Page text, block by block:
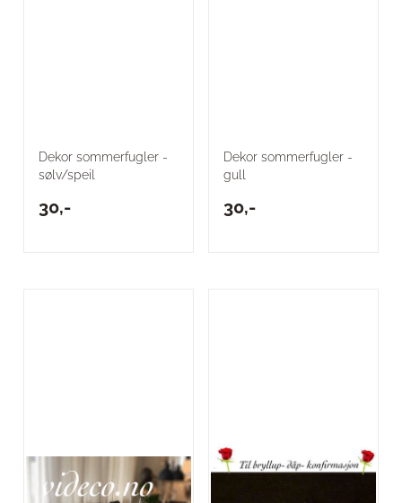
Dekor sommerfugler -
sølv/speil
30,-
Dekor sommerfugler -
gull
30,-